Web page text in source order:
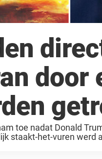
door
toe nadat Donald
staakt-het-vuren werd